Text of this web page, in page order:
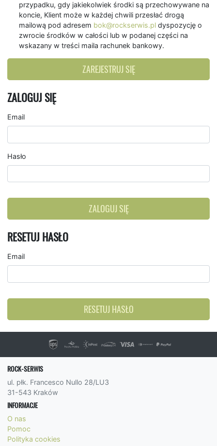
przypadku, gdy jakiekolwiek środki są przechowywane na
koncie, Klient może w każdej chwili przesłać drogą
mailową pod adresem bok@rockserwis.pl dyspozycję o
zwrocie środków w całości lub w podanej części na
wskazany w treści maila rachunek bankowy.
ZAREJESTRUJ SIĘ
ZALOGUJ SIĘ
Email
Hasło
ZALOGUJ SIĘ
RESETUJ HASŁO
Email
RESETUJ HASŁO
ROCK-SERWIS
ul. płk. Francesco Nullo 28/LU3
31-543 Kraków
INFORMACJE
O nas
Pomoc
Polityka cookies